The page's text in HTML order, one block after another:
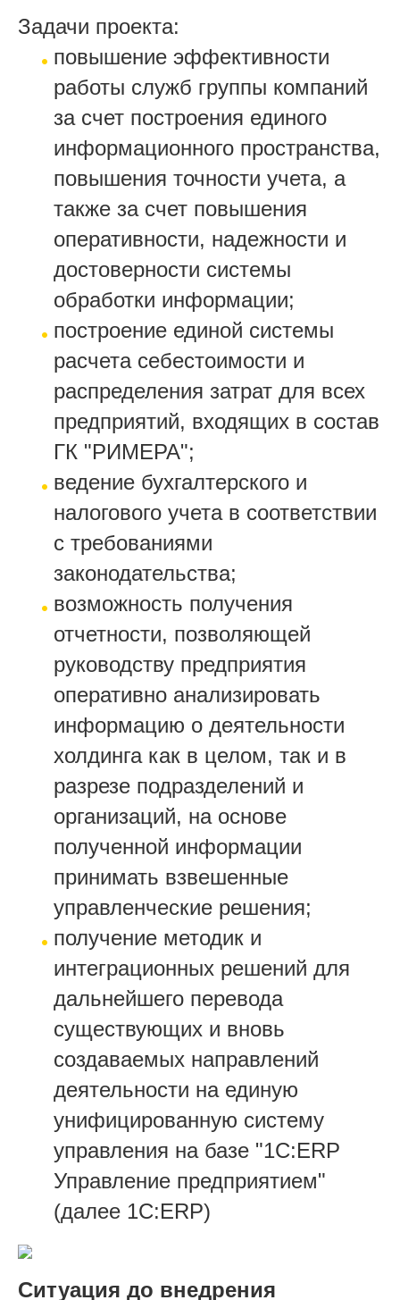
Задачи проекта:
повышение эффективности
работы служб группы компаний
за счет построения единого
информационного пространства,
повышения точности учета, а
также за счет повышения
оперативности, надежности и
достоверности системы
обработки информации;
построение единой системы
расчета себестоимости и
распределения затрат для всех
предприятий, входящих в состав
ГК "РИМЕРА";
ведение бухгалтерского и
налогового учета в соответствии
с требованиями
законодательства;
возможность получения
отчетности, позволяющей
руководству предприятия
оперативно анализировать
информацию о деятельности
холдинга как в целом, так и в
разрезе подразделений и
организаций, на основе
полученной информации
принимать взвешенные
управленческие решения;
получение методик и
интеграционных решений для
дальнейшего перевода
существующих и вновь
создаваемых направлений
деятельности на единую
унифицированную систему
управления на базе "1С:ERP
Управление предприятием"
(далее 1С:ERP)
Ситуация до внедрения